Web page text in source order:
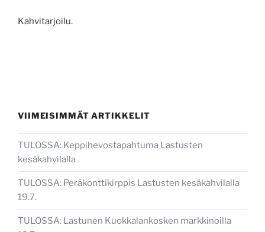
Kahvitarjoilu.
VIIMEISIMMÄT ARTIKKELIT
TULOSSA: Keppihevostapahtuma Lastusten
kesäkahvilalla
TULOSSA: Peräkonttikirppis Lastusten kesäkahvilalla
19.7.
TULOSSA: Lastunen Kuokkalankosken markkinoilla